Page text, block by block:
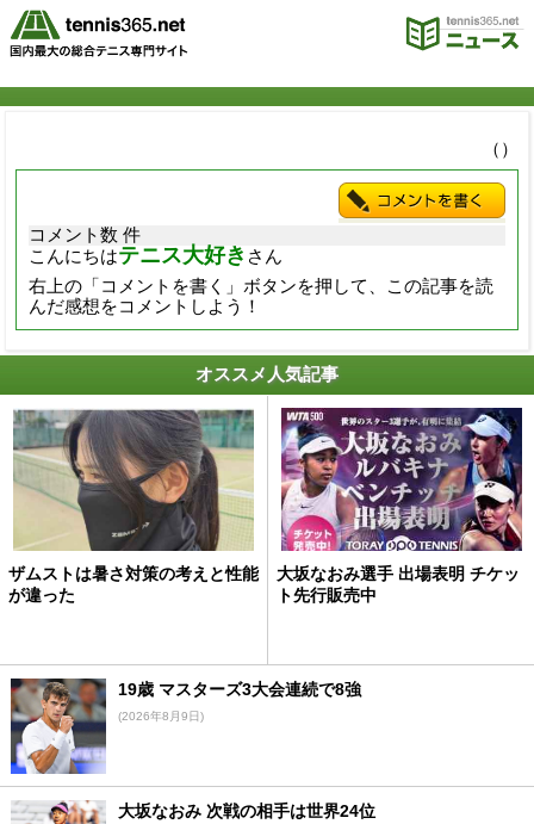
（）
コメント数 件
こんにちはテニス大好き さん
右上の「コメントを書く」ボタンを押して、この記事を読
んだ感想をコメントしよう！
オススメ人気記事
ザムストは暑さ対策の考えと性能
が違った
大坂なおみ選手 出場表明 チケッ
ト先行販売中
19歳 マスターズ3大会連続で8強
(2026年8月9日)
大坂なおみ 次戦の相手は世界24位